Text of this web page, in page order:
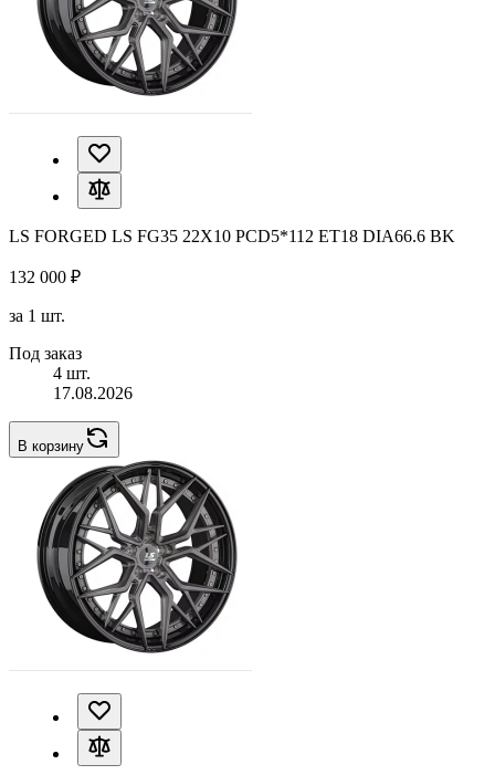
LS FORGED LS FG35 22X10 PCD5*112 ET18 DIA66.6 BK
132 000 ₽
за 1 шт.
Под заказ
4 шт.
17.08.2026
В корзину